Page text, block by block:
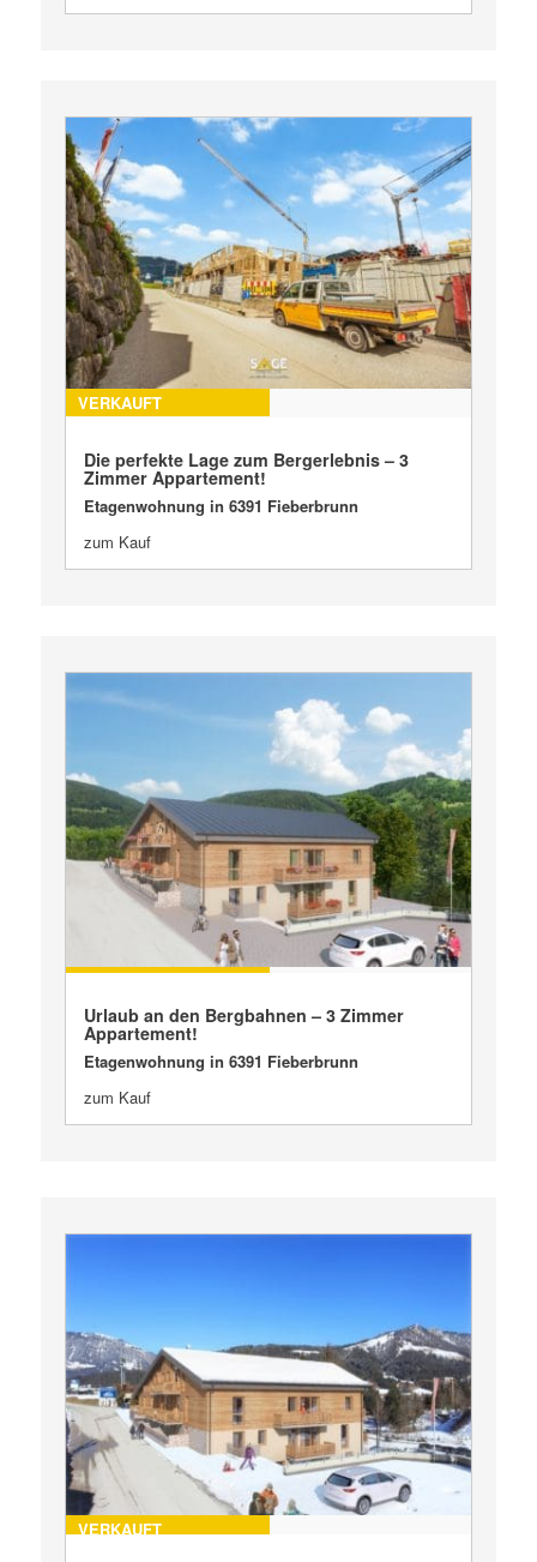
VERKAUFT
Die perfekte Lage zum Bergerlebnis – 3
Zimmer Appartement!
Etagenwohnung in 6391 Fieberbrunn
zum Kauf
Urlaub an den Bergbahnen – 3 Zimmer
Appartement!
Etagenwohnung in 6391 Fieberbrunn
zum Kauf
VERKAUFT